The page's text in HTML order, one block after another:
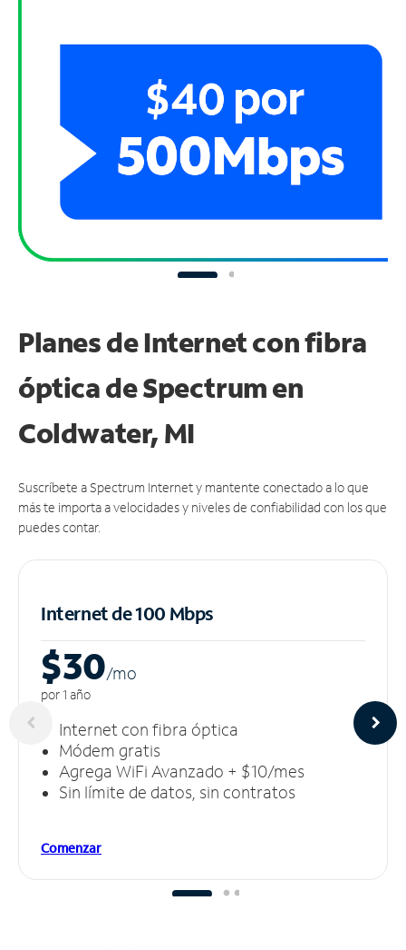
Planes de Internet con fibra
óptica de Spectrum en
Coldwater, MI
Suscríbete a Spectrum Internet y mantente conectado a lo que
más te importa a velocidades y niveles de confiabilidad con los que
puedes contar.
Internet de 100 Mbps
$30/mo
por 1 año
Internet con fibra óptica
Módem gratis
Agrega WiFi Avanzado + $10/mes
Sin límite de datos, sin contratos
Comenzar